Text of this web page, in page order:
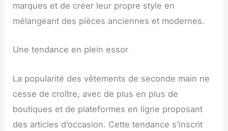
marques et de créer leur propre style en
mélangeant des pièces anciennes et modernes.
Une tendance en plein essor
La popularité des vêtements de seconde main ne
cesse de croître, avec de plus en plus de
boutiques et de plateformes en ligne proposant
des articles d’occasion. Cette tendance s’inscrit